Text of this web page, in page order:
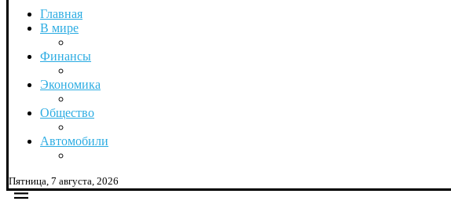
Главная
В мире
Финансы
Экономика
Общество
Автомобили
Пятница, 7 августа, 2026